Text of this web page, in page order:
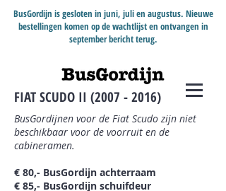
BusGordijn is gesloten in juni, juli en augustus. Nieuwe
bestellingen komen op de wachtlijst en ontvangen in
september bericht terug.
FIAT SCUDO II (2007 - 2016)
BusGordijnen voor de Fiat Scudo zijn niet
beschikbaar voor de voorruit en de
cabineramen.
€ 80,- BusGordijn achterraam
€ 85,- BusGordijn schuifdeur